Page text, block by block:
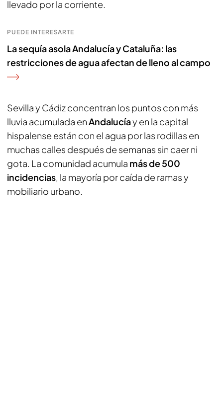
llevado por la corriente.
PUEDE INTERESARTE
La sequía asola Andalucía y Cataluña: las
restricciones de agua afectan de lleno al campo
Sevilla y Cádiz concentran los puntos con más
lluvia acumulada enAndalucíay en la capital
hispalense están con el agua por las rodillas en
muchas calles después de semanas sin caer ni
gota. La comunidad acumula más de 500
incidencias, la mayoría por caída de ramas y
mobiliario urbano.